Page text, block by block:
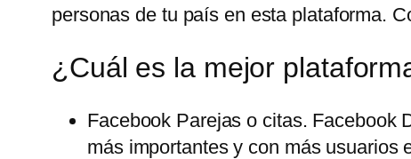
personas de tu país en esta plataforma.
¿Cuál es la mejor
Facebook Parejas o citas. Facebook
más importantes y con más usuarios